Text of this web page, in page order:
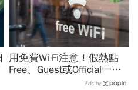
用免費Wi‑Fi注意！假熱點
Free、Guest或Official一按
錢沒了，雙重驗證也可能破
Ads by